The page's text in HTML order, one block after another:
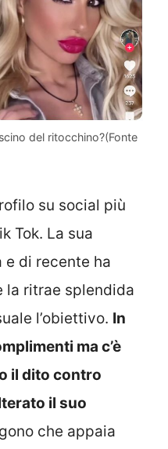
del ritocchino?(Fonte
su social più
Tok. La sua
e di recente ha
la ritrae splendida
l’obiettivo. In
ma c’è
il dito contro
il suo
che appaia